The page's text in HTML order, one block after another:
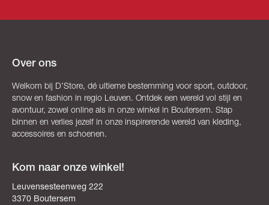
Over ons
Welkom bij D’Store, dé ultieme bestemming voor sport, outdoor,
snow en fashion in regio Leuven. Ontdek een wereld vol stijl en
avontuur, zowel online als in onze winkel in Boutersem. Stap
binnen en verlies jezelf in onze inspirerende wereld van kleding,
accessoires en schoenen.
Kom naar onze winkel!
Leuvensesteenweg 222
3370 Boutersem